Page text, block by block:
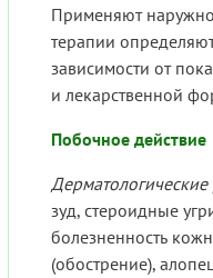
Применяют
терапии
зависимости от
и лекарственной
Побочное действие
зуд, стероидные
болезненность
(обострение),